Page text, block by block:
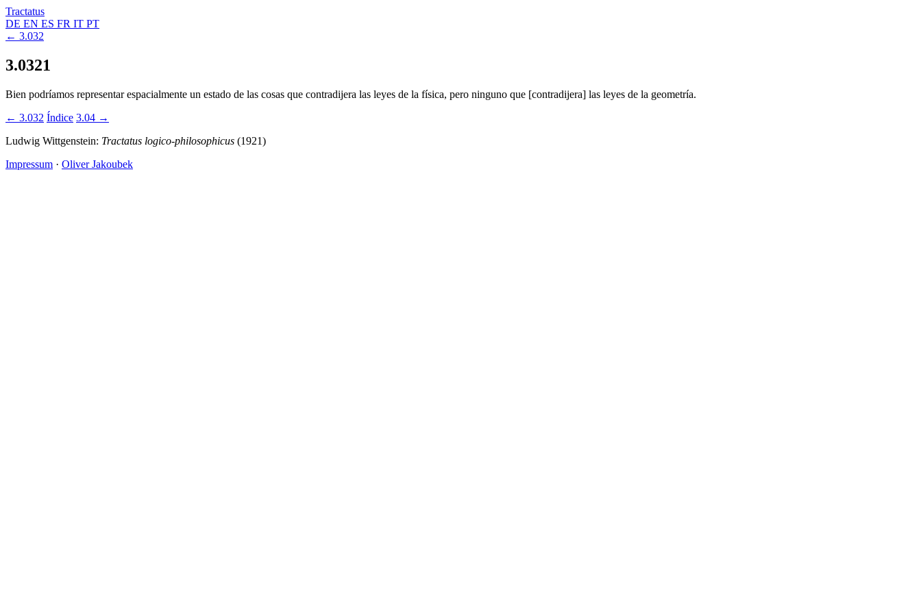
Tractatus
DE EN ES FR IT PT
← 3.032
3.0321
Bien podríamos representar espacialmente un estado de las cosas que contradijera las leyes de la física, pero ninguno que [contradijera] las leyes de la geometría.
← 3.032 Índice 3.04 →
Ludwig Wittgenstein: Tractatus logico-philosophicus (1921)
Impressum · Oliver Jakoubek